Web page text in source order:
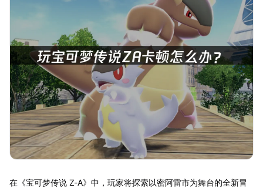
在《宝可梦传说 Z-A》中，玩家将探索以密阿雷市为舞台的全新冒